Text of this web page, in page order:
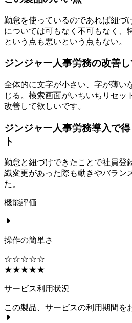
勤怠を使っているのであれば紐づ
については可もなく不可もなく、
という点も悪いという点もない。
ジンジャー人事労務の改善
全体的に文字が小さい、字が薄い
じる。検索画面がいちいちリセッ
改善して欲しいです。
ジンジャー人事労務導入で
ト
勤怠と紐づけできたことで社員登
織変更があった際も動きやバラン
た。
機能評価
操作の簡単さ
☆☆☆☆☆
★★★★★
サービス利用状況
この製品、サービスの利用期間を